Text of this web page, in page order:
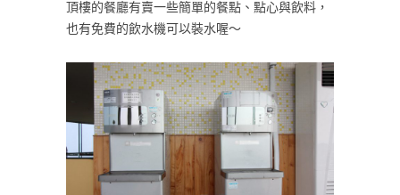
頂樓的餐廳有賣一些簡單的餐點、點心與飲料，
也有免費的飲水機可以裝水喔～